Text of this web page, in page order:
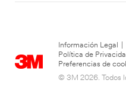
Información Legal
Política de
Preferencias de
© 3M 2026. Todos